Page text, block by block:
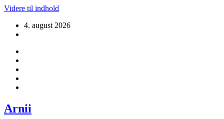
Videre til indhold
4. august 2026
Arnii